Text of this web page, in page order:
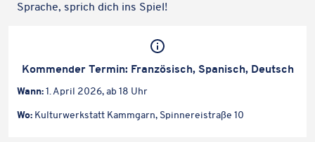
Sprache, sprich dich ins Spiel!
Kommen­der Termin: Fran­zö­sisch, Spanisch, Deutsch
Wann:1. April 2026, ab 18 Uhr
Wo: Kultur­werk­statt Kamm­garn, Spin­ne­rei­straße 10